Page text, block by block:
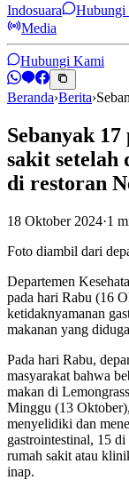
Indosuara
Hubungi
Media
Hubungi Kami
Beranda›Berita›
Sebanyak
sakit setelah
di restoran
18 Oktober 2024·1
Foto diambil dari
Departemen
pada hari Rabu (16
ketidaknyamanan
makanan yang
Pada hari Rabu,
masyarakat bahwa
makan di
Minggu (13
menyelidiki dan
gastrointestinal, 15
rumah sakit atau
inap.